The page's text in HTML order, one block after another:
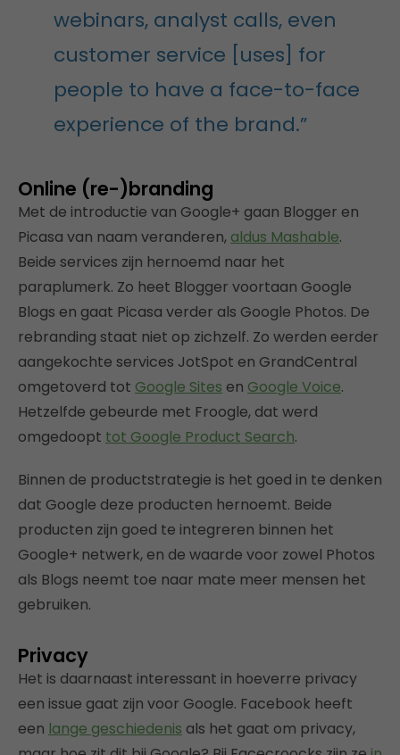
webinars, analyst calls, even
customer service [uses] for
people to have a face-to-face
experience of the brand.”
Online (re-)branding
Met de introductie van Google+ gaan Blogger en
Picasa van naam veranderen, aldus Mashable.
Beide services zijn hernoemd naar het
paraplumerk. Zo heet Blogger voortaan Google
Blogs en gaat Picasa verder als Google Photos. De
rebranding staat niet op zichzelf. Zo werden eerder
aangekochte services JotSpot en GrandCentral
omgetoverd tot Google Sites en Google Voice.
Hetzelfde gebeurde met Froogle, dat werd
omgedoopt tot Google Product Search.
Binnen de productstrategie is het goed in te denken
dat Google deze producten hernoemt. Beide
producten zijn goed te integreren binnen het
Google+ netwerk, en de waarde voor zowel Photos
als Blogs neemt toe naar mate meer mensen het
gebruiken.
Privacy
Het is daarnaast interessant in hoeverre privacy
een issue gaat zijn voor Google. Facebook heeft
een lange geschiedenis als het gaat om privacy,